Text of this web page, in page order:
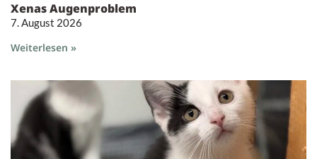
Xenas Augenproblem
7. August 2026
Weiterlesen »